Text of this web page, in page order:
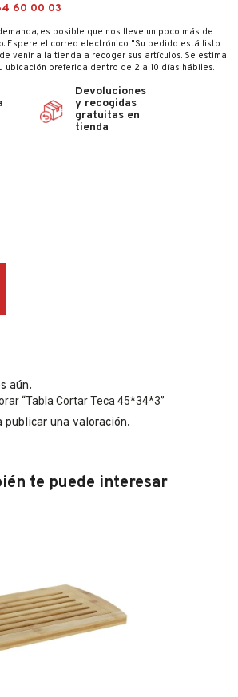
60 00 03
es posible que nos lleve un poco más de
Espere el correo electrónico "Su pedido está listo
venir a la tienda a recoger sus artículos. Se estima
ubicación preferida dentro de 2 a 10 días hábiles.
Devoluciones
y recogidas
gratuitas en
tienda
aún.
“Tabla Cortar Teca 45*34*3”
publicar una valoración.
te puede interesar